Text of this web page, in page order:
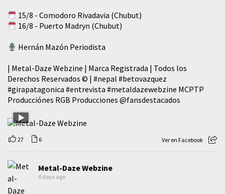
15/8 - Comodoro Rivadavia (Chubut)
16/8 - Puerto Madryn (Chubut)
Hernán Mazón Periodista
| Metal-Daze Webzine | Marca Registrada | Todos los
Derechos Reservados © | #nepal #betovazquez
#girapatagonica #entrevista #metaldazewebzine MCPTP
Producciónes RGB Producciones @fansdestacados
27 6 Ver en Facebook
Metal-Daze Webzine
4 days ago